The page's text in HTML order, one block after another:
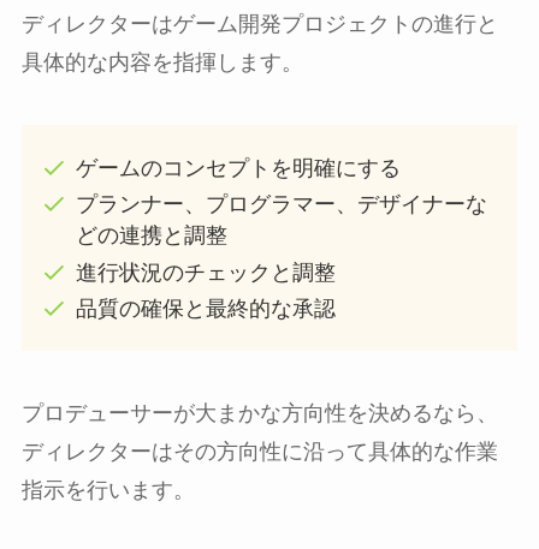
ディレクターはゲーム開発プロジェクトの進行と
具体的な内容を指揮します。
ゲームのコンセプトを明確にする
プランナー、プログラマー、デザイナーな
どの連携と調整
進行状況のチェックと調整
品質の確保と最終的な承認
プロデューサーが大まかな方向性を決めるなら、
ディレクターはその方向性に沿って具体的な作業
指示を行います。